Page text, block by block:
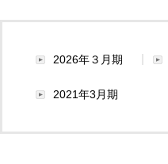
2026年３月期
2021年3月期